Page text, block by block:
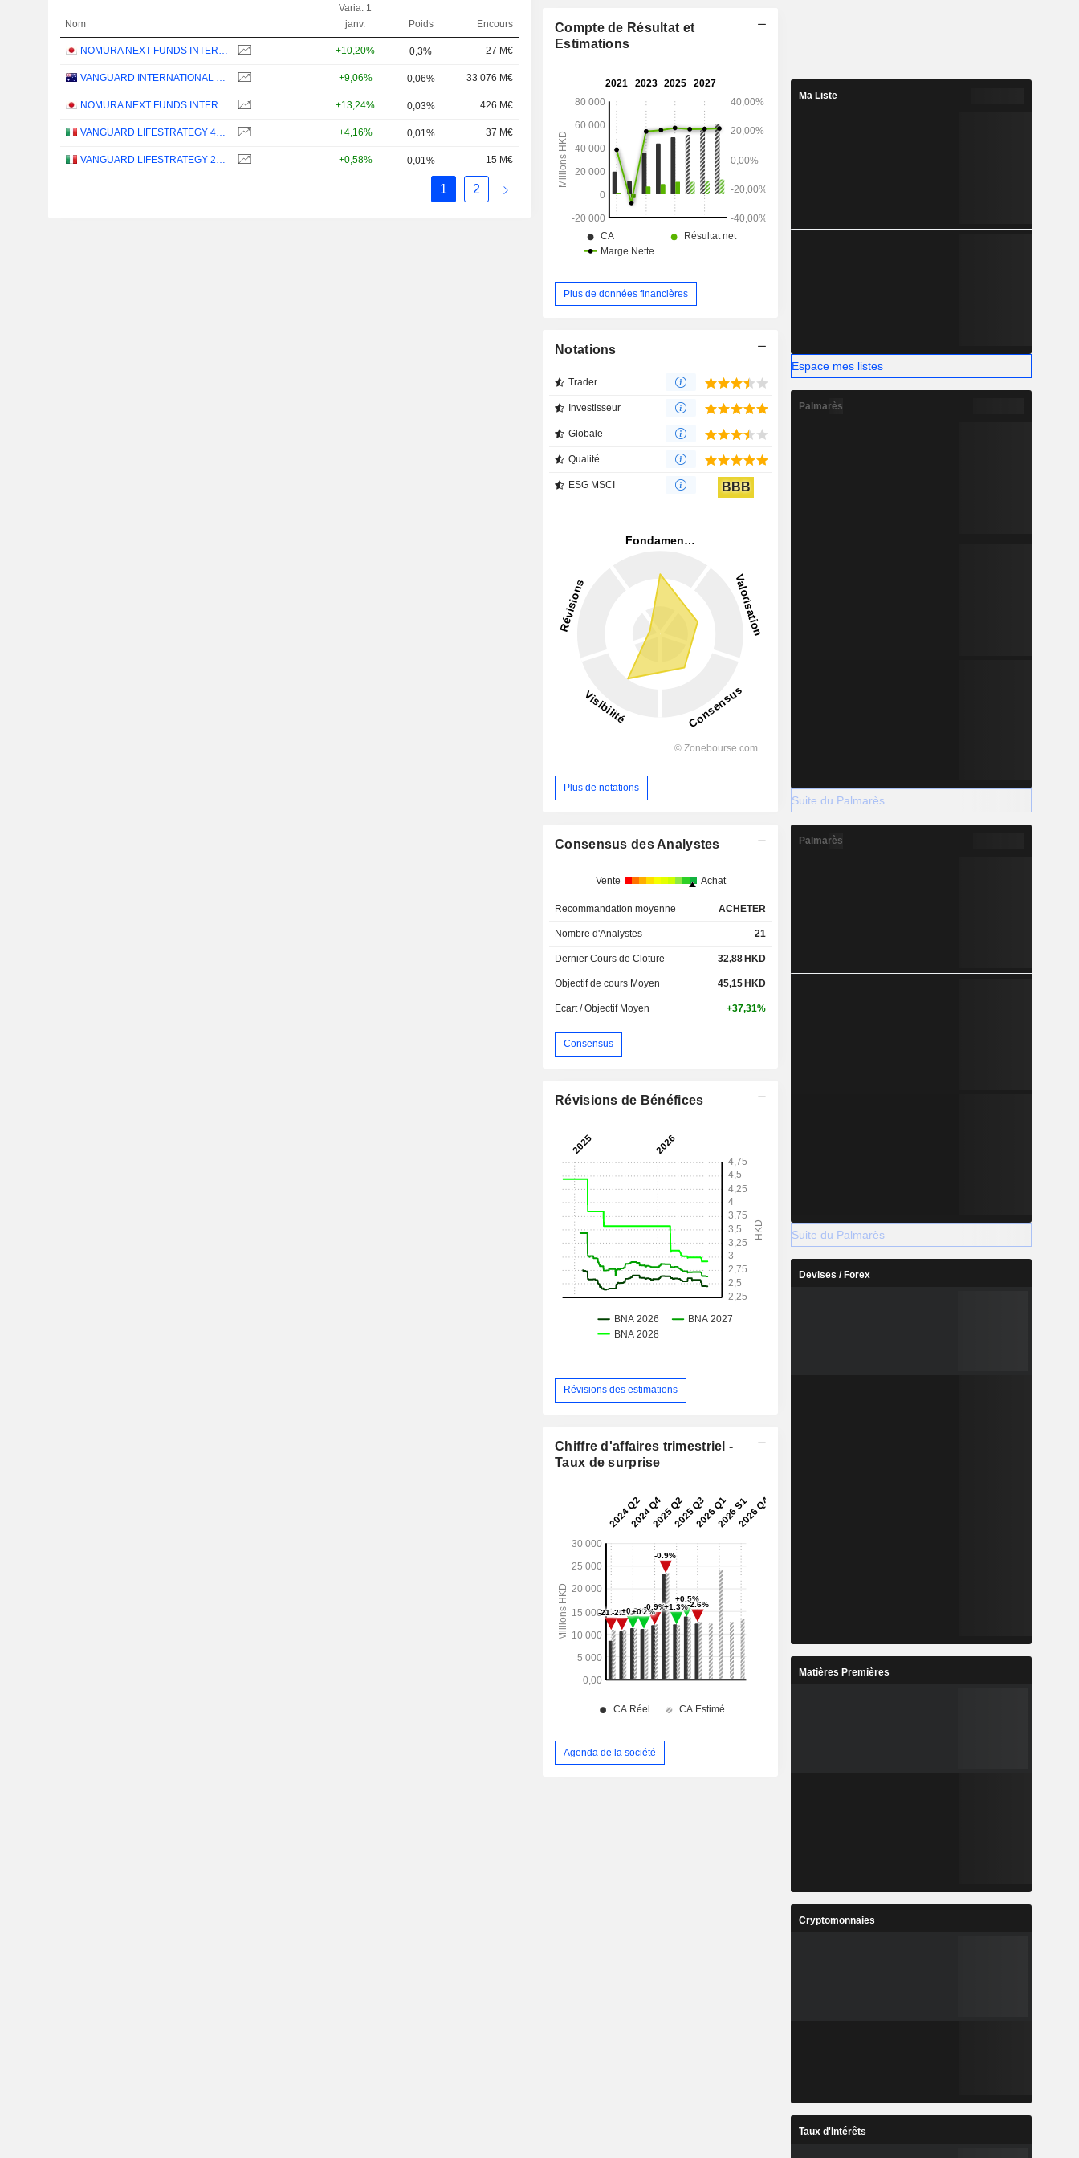
Nom
Varia. 1
janv.
Poids Encours
NOMURA NEXT FUNDS INTERNATIONAL EQUITY MSCI-KOKUSAI (YEN-HEDGED) ETF - JPY +10,20% 0,3% 27 M€
VANGUARD INTERNATIONAL EQUITY INDEX FUNDS - VANGUARD FTSE ALL-WORLD EX-US ETF +9,06% 0,06% 33 076 M€
NOMURA NEXT FUNDS INTERNATIONAL EQUITY MSCI-KOKUSAI (UNHEDGED) ETF - JPY +13,24% 0,03% 426 M€
VANGUARD LIFESTRATEGY 40% EQUITY UCITS ETF - DISTRIBUTING - EUR +4,16% 0,01% 37 M€
VANGUARD LIFESTRATEGY 20% EQUITY UCITS ETF - DISTRIBUTING - EUR +0,58% 0,01% 15 M€
1 2
trésorerie est principalement dédié aux activités
au niveau de l’entreprise, notamment la gestion
administratives.
Compte de Résultat et
Estimations
Plus de données financières
Notations
Trader
Investisseur
Globale
Qualité
ESG MSCI BBB
Plus de notations
Consensus des Analystes
Vente Achat
Recommandation moyenne ACHETER
Nombre d'Analystes 21
Dernier Cours de Cloture 32,88HKD
Objectif de cours Moyen 45,15HKD
Ecart / Objectif Moyen +37,31%
Consensus
Révisions de Bénéfices
Révisions des estimations
Chiffre d'affaires trimestriel -
Taux de surprise
Agenda de la société
Ma Liste
Espace mes listes
Palmarès
Suite du Palmarès
Palmarès
Suite du Palmarès
Devises / Forex
Matières Premières
Cryptomonnaies
Taux d'Intérêts